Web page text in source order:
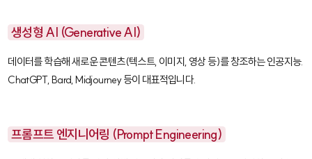
생성형 AI (Generative AI)
데이터를 학습해 새로운 콘텐츠(텍스트, 이미지, 영상 등)를 창조하는 인공지능.
ChatGPT, Bard, Midjourney 등이 대표적입니다.
프롬프트 엔지니어링 (Prompt Engineering)